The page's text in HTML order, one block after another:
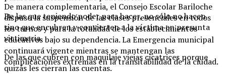
De las que teniendo poder para hacer, no sólo no hacen
sino que encubren y convierten a la víctima en presunta
victimaria.
De las que cubren con maquilaje viejas cicatrices porque
quizás les cierran las cuentas.
De manera complementaria, el Consejo Escolar Bariloche
dispuso la suspensión de las clases presenciales en todos
los turnos y para la totalidad de los establecimientos
educativos bajo su dependencia. La Emergencia municipal
continuará vigente mientras se mantengan las
complicaciones extremas en la transitabilidad de la ciudad.